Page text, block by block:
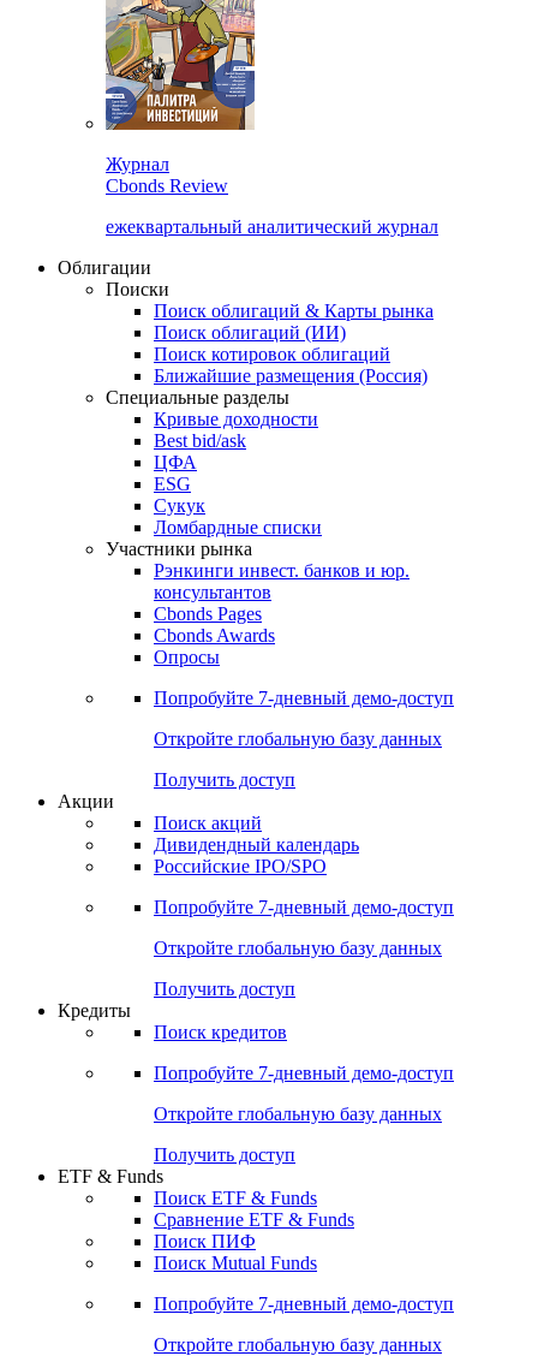
Журнал
Cbonds Review
ежеквартальный аналитический журнал
Облигации
Поиски
Поиск облигаций & Карты рынка
Поиск облигаций (ИИ)
Поиск котировок облигаций
Ближайшие размещения (Россия)
Специальные разделы
Кривые доходности
Best bid/ask
ЦФА
ESG
Сукук
Ломбардные списки
Участники рынка
Рэнкинги инвест. банков и юр.
консультантов
Cbonds Pages
Cbonds Awards
Опросы
Попробуйте 7-дневный демо-доступ
Откройте глобальную базу данных
Получить доступ
Акции
Поиск акций
Дивидендный календарь
Российские IPO/SPO
Попробуйте 7-дневный демо-доступ
Откройте глобальную базу данных
Получить доступ
Кредиты
Поиск кредитов
Попробуйте 7-дневный демо-доступ
Откройте глобальную базу данных
Получить доступ
ETF & Funds
Поиск ETF & Funds
Сравнение ETF & Funds
Поиск ПИФ
Поиск Mutual Funds
Попробуйте 7-дневный демо-доступ
Откройте глобальную базу данных